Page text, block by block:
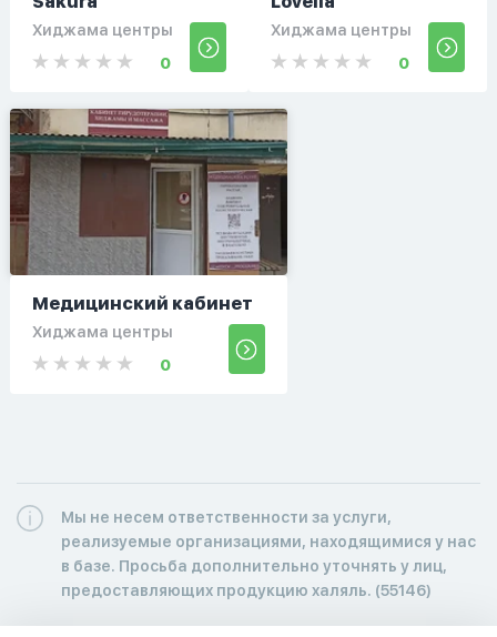
Хиджама центры
0
Хиджама центры
0
Медицинский кабинет
Хиджама центры
0
Мы не несем ответственности за услуги,
реализуемые организациями, находящимися у нас
в базе. Просьба дополнительно уточнять у лиц,
предоставляющих продукцию халяль. (55146)